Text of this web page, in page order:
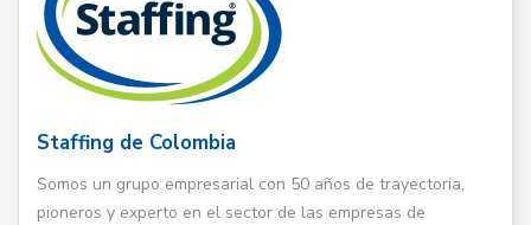
Staffing de Colombia
Somos un grupo empresarial con 50 años de trayectoria,
pioneros y experto en el sector de las empresas de